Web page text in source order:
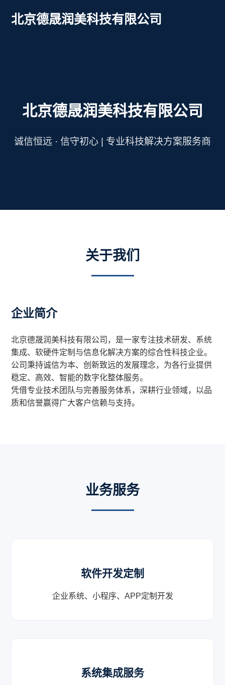
北京德晟润美科技有限公司
北京德晟润美科技有限公司
诚信恒远 · 信守初心 | 专业科技解决方案服务商
关于我们
企业简介
北京德晟润美科技有限公司，是一家专注技术研发、系统
集成、软硬件定制与信息化解决方案的综合性科技企业。
公司秉持诚信为本、创新致远的发展理念，为各行业提供
稳定、高效、智能的数字化整体服务。
凭借专业技术团队与完善服务体系，深耕行业领域，以品
质和信誉赢得广大客户信赖与支持。
业务服务
软件开发定制
企业系统、小程序、APP定制开发
系统集成服务